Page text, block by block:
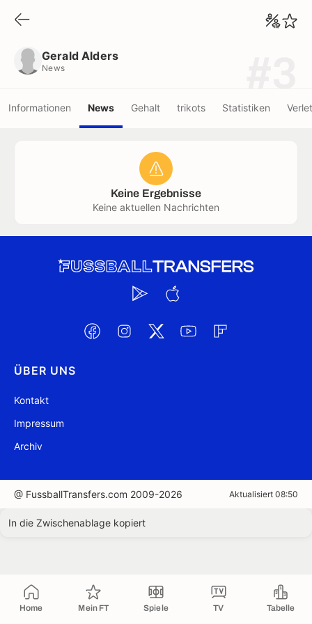
Home Mein FT Spiele TV Tabelle
Gerald Alders
News
Informationen News Gehalt trikots Statistiken
Keine Ergebnisse
Keine aktuellen Nachrichten
ÜBER UNS
Kontakt
Impressum
Archiv
@ FussballTransfers.com 2009-2026 Aktualisiert 08:50
In die Zwischenablage kopiert